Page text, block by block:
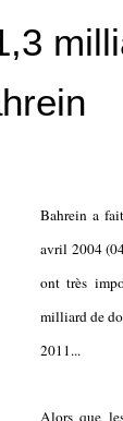
Bahrein a
avril 2004
ont très
milliard de
2011...
Alors que